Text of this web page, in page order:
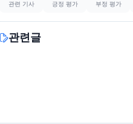
관련 기사 긍정 평가 부정 평가
관련글